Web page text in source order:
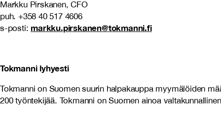
Markku Pirskanen, CFO
puh. +358 40 517 4606
s-posti: markku.pirskanen@tokmanni.fi
Tokmanni lyhyesti
Tokmanni on Suomen suurin halpakauppa myymälöiden
200 työntekijää. Tokmanni on Suomen ainoa